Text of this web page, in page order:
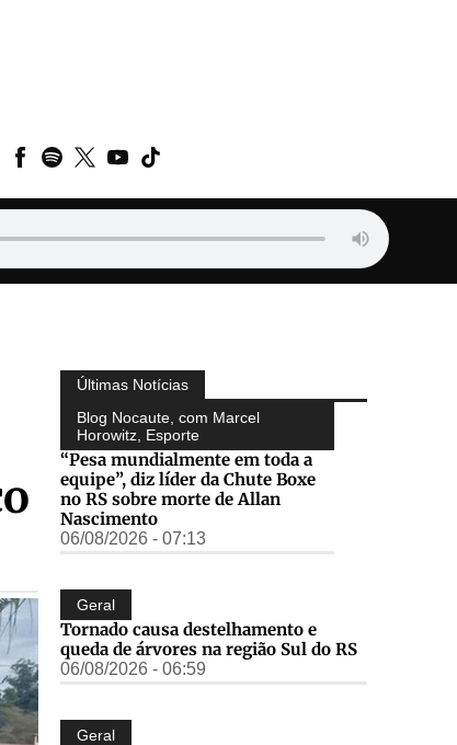
Últimas Notícias
Blog Nocaute, com Marcel
Horowitz Esporte
“Pesa mundialmente em toda a
equipe”, diz líder da Chute Boxe
no RS sobre morte de Allan
Nascimento
06/08/2026 - 07:13
Geral
Tornado causa destelhamento e
queda de árvores na região Sul do RS
06/08/2026 - 06:59
Geral